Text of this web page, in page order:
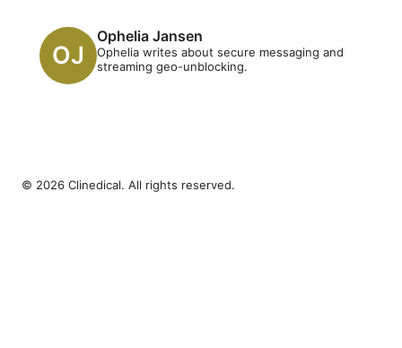
Ophelia Jansen
Ophelia writes about secure messaging and
streaming geo-unblocking.
© 2026 Clinedical. All rights reserved.